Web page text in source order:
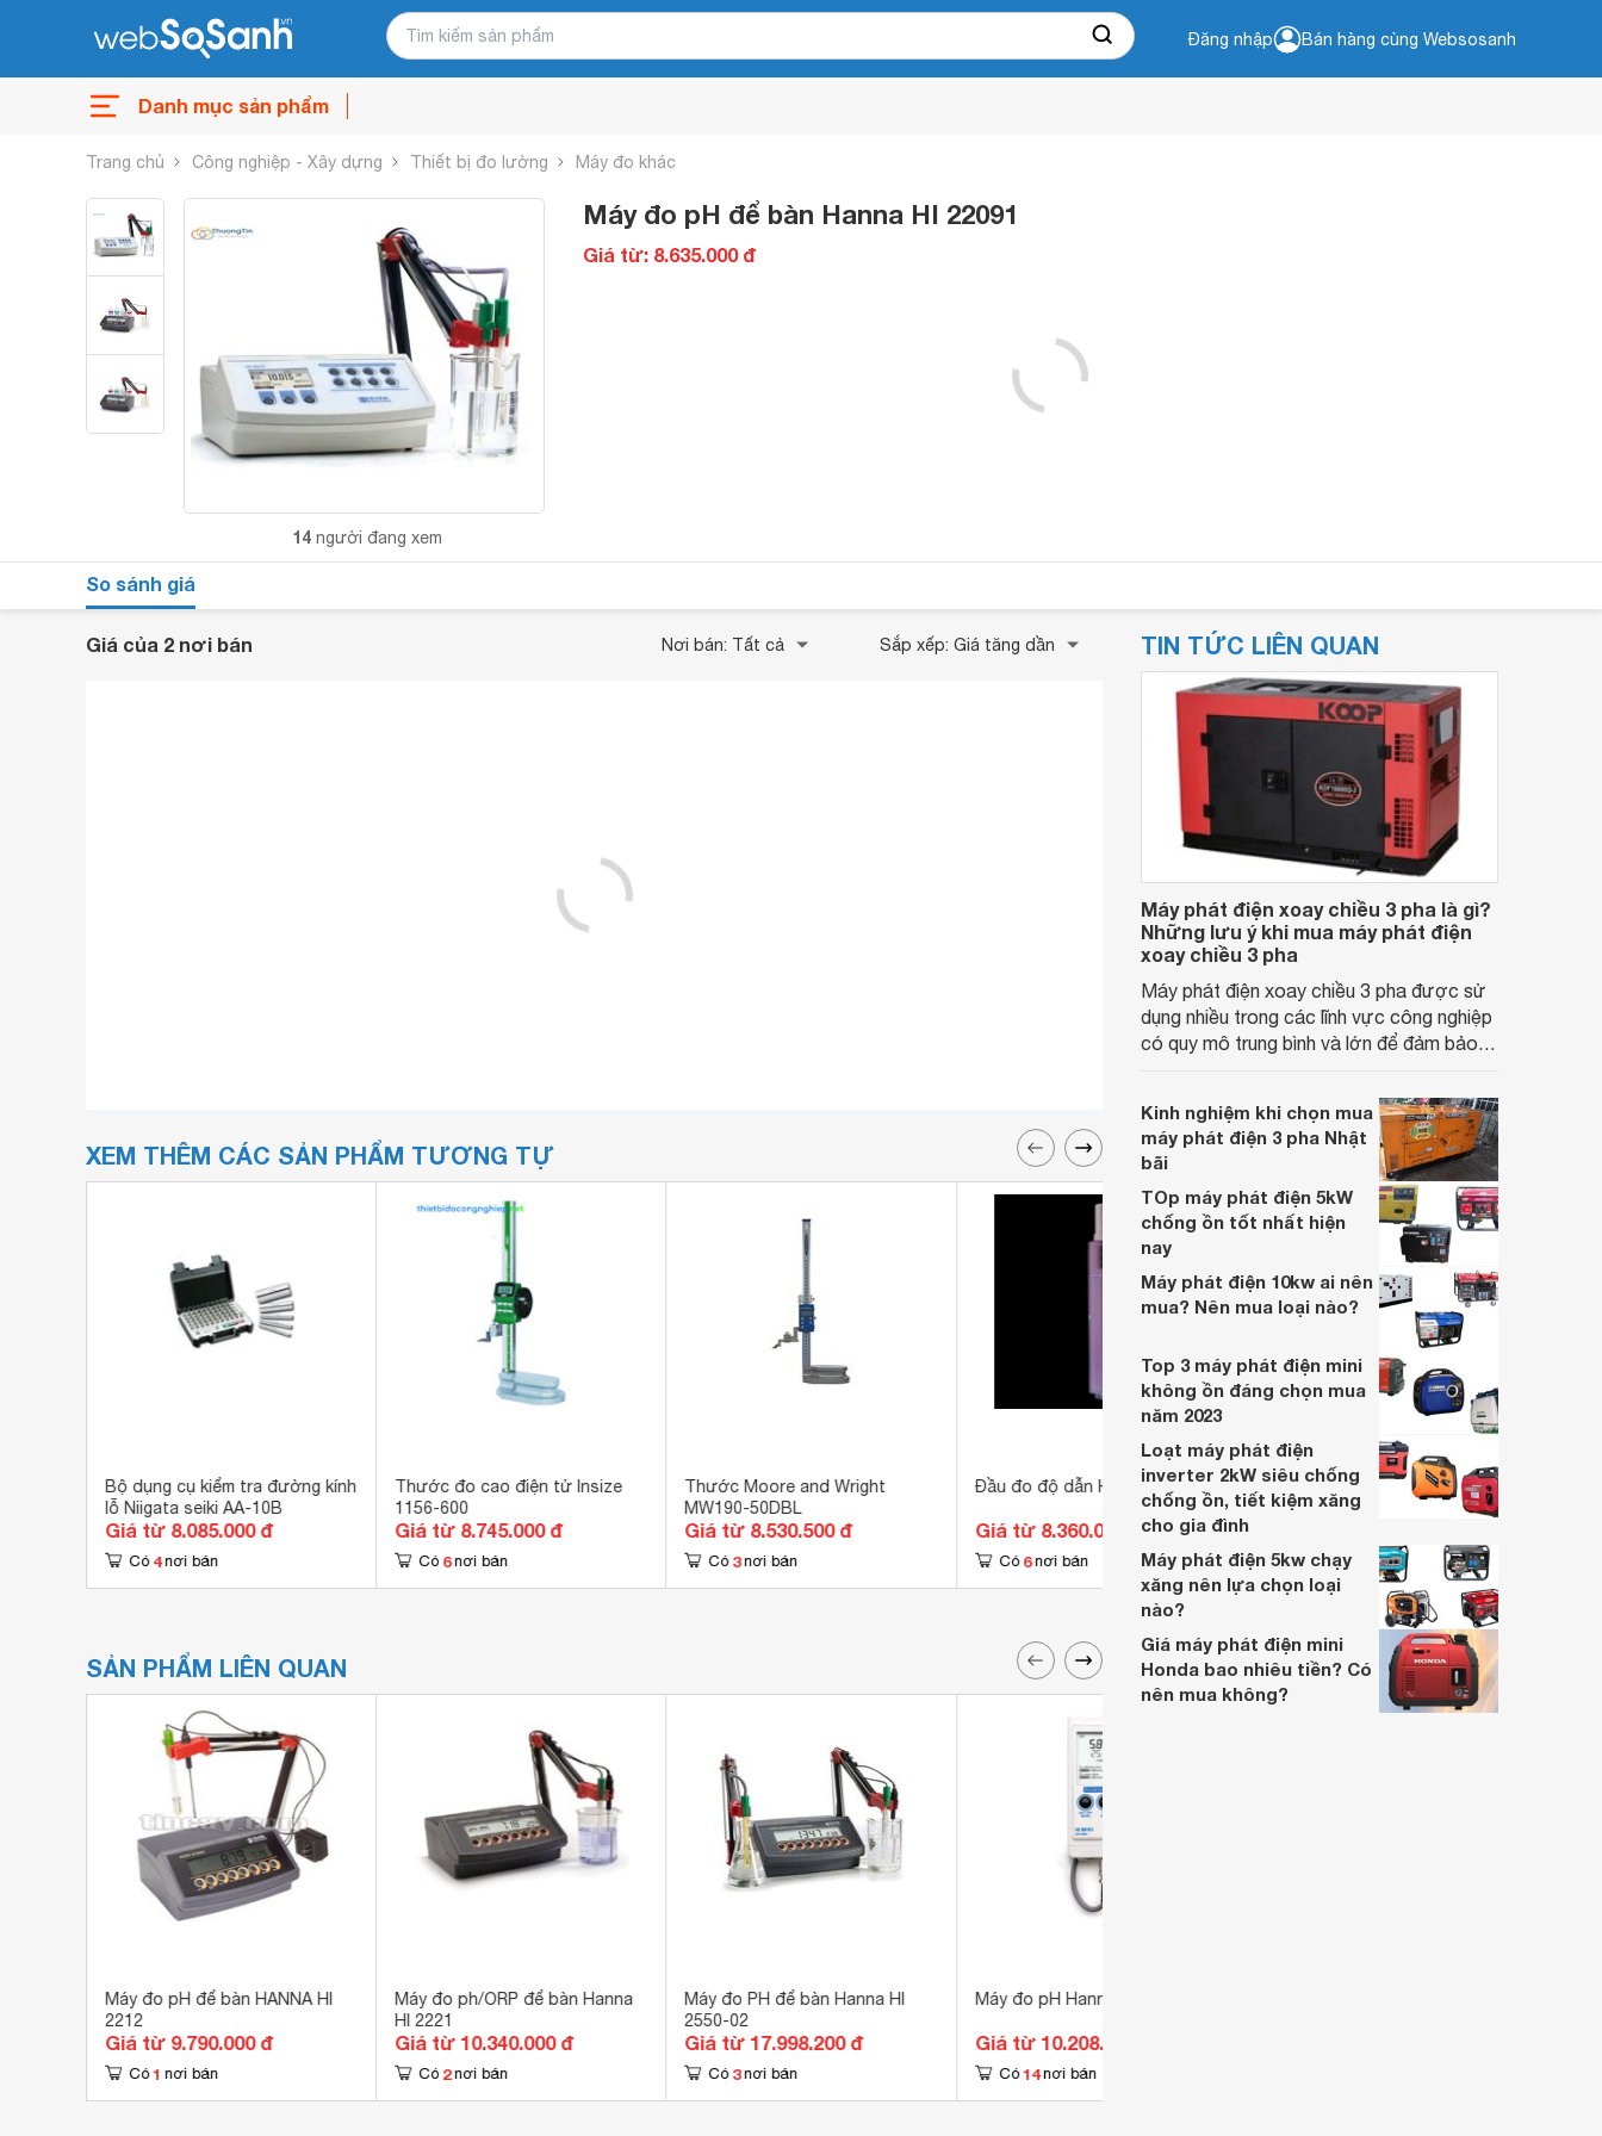
Đăng nhập Bán hàng cùng Websosanh
Danh mục sản phẩm
Trang chủ Công nghiệp - Xây dựng Thiết bị đo lường Máy đo khác
14 người đang xem
Máy đo pH để bàn Hanna HI 22091
Giá từ: 8.635.000 đ
So sánh giá
Giá của 2 nơi bán Nơi bán: Tất cả Sắp xếp: Giá tăng dần
XEM THÊM CÁC SẢN PHẨM TƯƠNG TỰ
Bộ dụng cụ kiểm tra đường kính
lỗ Niigata seiki AA-10B
Giá từ 8.085.000 đ
Có 4 nơi bán
Thước đo cao điện tử Insize
1156-600
Giá từ 8.745.000 đ
Có 6 nơi bán
Thước Moore and Wright
MW190-50DBL
Giá từ 8.530.500 đ
Có 3 nơi bán
Đầu đo độ dẫn Hanna HI763133
Giá từ 8.360.000 đ
Có 6 nơi bán
Đế granite gá đồng hồ so
Mitutoyo 215-150-10
Có 30 nơi bán
SẢN PHẨM LIÊN QUAN
Máy đo pH để bàn HANNA HI
2212
Giá từ 9.790.000 đ
Có 1 nơi bán
Máy đo ph/ORP để bàn Hanna
HI 2221
Giá từ 10.340.000 đ
Có 2 nơi bán
Máy đo PH để bàn Hanna HI
2550-02
Giá từ 17.998.200 đ
Có 3 nơi bán
Máy đo pH Hanna HI 99161
Giá từ 10.208.000 đ
Có 14 nơi bán
TIN TỨC LIÊN QUAN
Máy phát điện xoay chiều 3 pha là gì?
Những lưu ý khi mua máy phát điện
xoay chiều 3 pha
Máy phát điện xoay chiều 3 pha được sử
dụng nhiều trong các lĩnh vực công nghiệp
có quy mô trung bình và lớn để đảm bảo
Kinh nghiệm khi chọn mua
máy phát điện 3 pha Nhật
bãi
TOp máy phát điện 5kW
chống ồn tốt nhất hiện
nay
Máy phát điện 10kw ai nên
mua? Nên mua loại nào?
Top 3 máy phát điện mini
không ồn đáng chọn mua
năm 2023
Loạt máy phát điện
inverter 2kW siêu chống
chống ồn, tiết kiệm xăng
cho gia đình
Máy phát điện 5kw chạy
xăng nên lựa chọn loại
nào?
Giá máy phát điện mini
Honda bao nhiêu tiền? Có
nên mua không?